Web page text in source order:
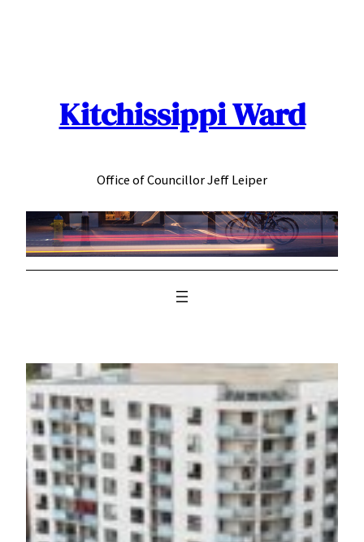
Kitchissippi Ward
Office of Councillor Jeff Leiper